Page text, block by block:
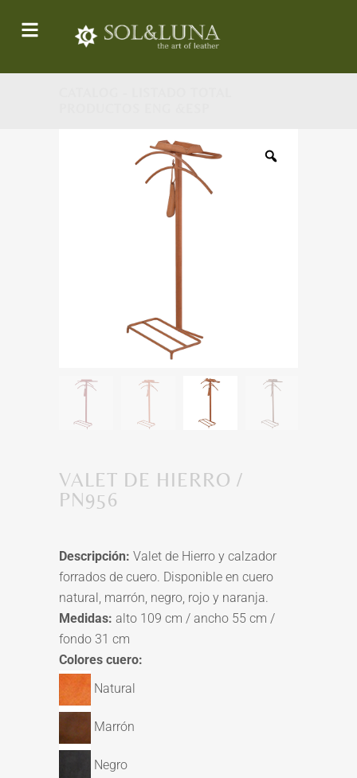
VALET DE HIERRO /
PN956
Descripción: Valet de Hierro y calzador
forrados de cuero. Disponible en cuero
natural, marrón, negro, rojo y naranja.
Medidas: alto 109 cm / ancho 55 cm /
fondo 31 cm
Colores cuero:
Natural
Marrón
Negro